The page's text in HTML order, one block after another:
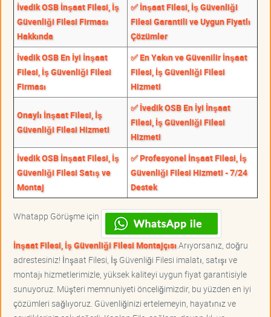
İvedik OSB İnşaat Filesi, İş
Güvenliği Filesi Firması
Hakkında
✅ İnşaat Filesi, İş Güvenliği
Filesi Garantili ve Uygun Fiyatlı
Çözümler
İvedik OSB En İyi İnşaat
Filesi, İş Güvenliği Filesi
Firması
✅ En Yakın ve Güvenilir İnşaat
Filesi, İş Güvenliği Filesi
Hizmeti
Onaylı İnşaat Filesi, İş
Güvenliği Filesi Hizmeti
✅ İvedik OSB En İyi İnşaat
Filesi, İş Güvenliği Filesi
Hizmeti
İvedik OSB İnşaat Filesi, İş
Güvenliği Filesi Satış ve
Montaj
✅ Profesyonel İnşaat Filesi, İş
Güvenliği Filesi Hizmeti - 7/24
Destek
Whatapp Görüşme için
İnşaat Filesi, İş Güvenliği Filesi MontajçısıArıyorsanız, doğru
adrestesiniz! İnşaat Filesi, İş Güvenliği Filesi imalatı, satışı ve
montajı hizmetlerimizle, yüksek kaliteyi uygun fiyat garantisiyle
sunuyoruz. Müşteri memnuniyeti önceliğimizdir, bu yüzden en iyi
çözümleri sağlıyoruz. Güvenliğinizi ertelemeyin, hayatınız ve